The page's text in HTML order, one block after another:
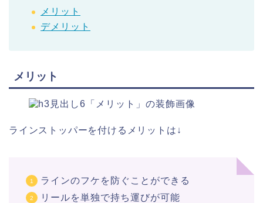
メリット
デメリット
メリット
ラインストッパーを付けるメリットは↓
ラインのフケを防ぐことができる
リールを単独で持ち運びが可能